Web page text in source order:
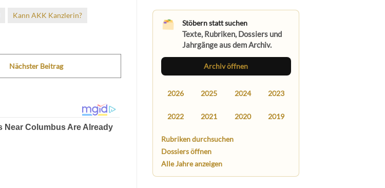
Kann AKK Kanzlerin?
Nächster Beitrag
Stöbern statt suchen
Texte, Rubriken, Dossiers und
Jahrgänge aus dem Archiv.
Archiv öffnen
2026 2025 2024 2023
2022 2021 2020 2019
Rubriken durchsuchen
Dossiers öffnen
Alle Jahre anzeigen